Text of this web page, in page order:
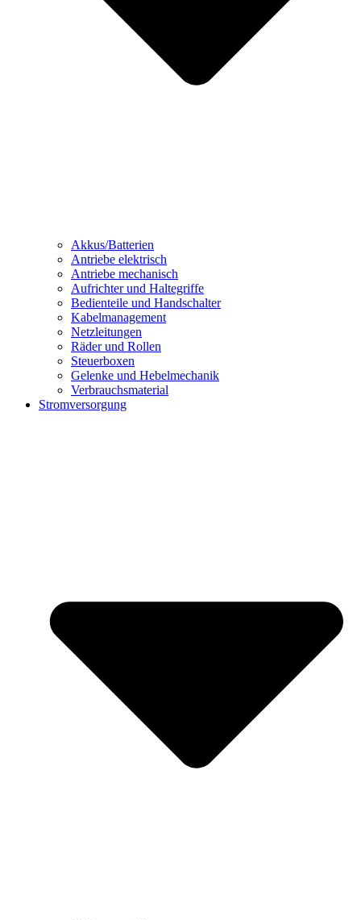
Akkus/Batterien
Antriebe elektrisch
Antriebe mechanisch
Aufrichter und Haltegriffe
Bedienteile und Handschalter
Kabelmanagement
Netzleitungen
Räder und Rollen
Steuerboxen
Gelenke und Hebelmechanik
Verbrauchsmaterial
Stromversorgung